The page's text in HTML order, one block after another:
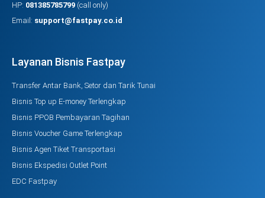
HP: 081385785799 (call only)
Email: support@fastpay.co.id
Layanan Bisnis Fastpay
Transfer Antar Bank, Setor dan Tarik Tunai
Bisnis Top up E-money Terlengkap
Bisnis PPOB Pembayaran Tagihan
Bisnis Voucher Game Terlengkap
Bisnis Agen Tiket Transportasi
Bisnis Ekspedisi Outlet Point
EDC Fastpay